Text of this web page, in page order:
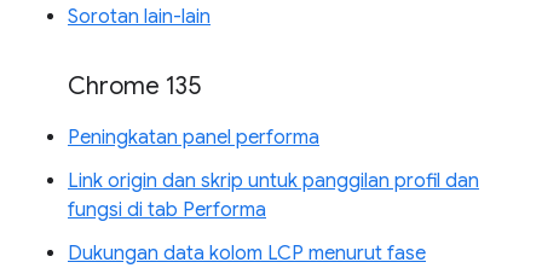
Sorotan lain-lain
Chrome 135
Peningkatan panel performa
Link origin dan skrip untuk panggilan profil dan
fungsi di tab Performa
Dukungan data kolom LCP menurut fase